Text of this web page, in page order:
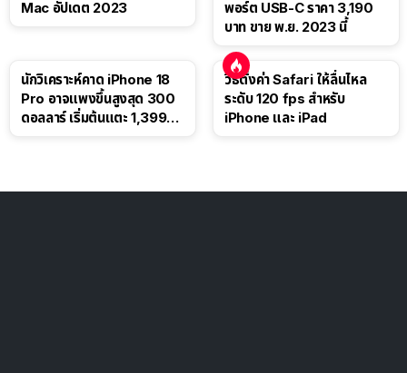
Mac อัปเดต 2023
พอร์ต USB-C ราคา 3,190
บาท ขาย พ.ย. 2023 นี้
นักวิเคราะห์คาด iPhone 18
Pro อาจแพงขึ้นสูงสุด 300
ดอลลาร์ เริ่มต้นแตะ 1,399
วิธีตั้งค่า Safari ให้ลื่นไหล
ระดับ 120 fps สำหรับ
iPhone และ iPad